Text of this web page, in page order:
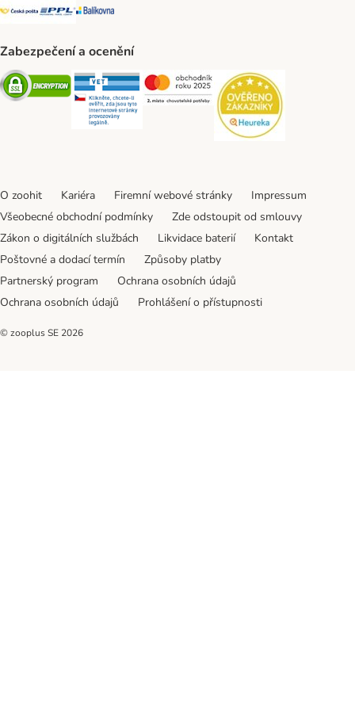
Česká pošta Shipping Method
PPL Shipping Method
Balíkovna Shipping Method
Zabezpečení a ocenění
Security Security Security
O zoohit Kariéra Firemní webové stránky
Impressum
Všeobecné obchodní podmínky
Zde odstoupit od smlouvy
Zákon o digitálních službách
Likvidace baterií
Kontakt
Poštovné a dodací termín
Způsoby platby
Partnerský program
Ochrana osobních údajů
Ochrana osobních údajů
Prohlášení o přístupnosti
© zooplus SE 2026